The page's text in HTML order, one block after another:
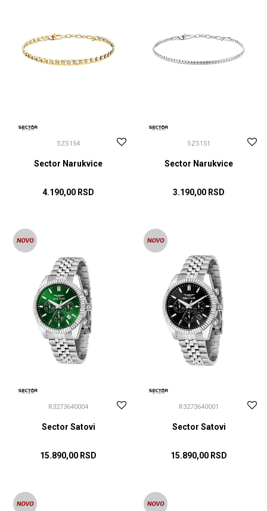
SZS154
Sector Narukvice
4.190,00 RSD
SZS151
Sector Narukvice
3.190,00 RSD
R3273640004
Sector Satovi
15.890,00 RSD
R3273640001
Sector Satovi
15.890,00 RSD